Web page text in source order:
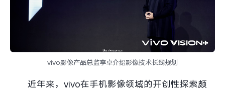
vivo影像产品总监李卓介绍影像技术长线规划
近年来，vivo在手机影像领域的开创性探索颇